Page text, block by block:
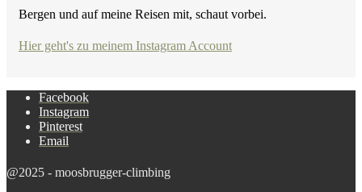
Bergen und auf meine Reisen mit, schaut vorbei.
Hier geht's zu meinem Instagram Account
Facebook
Instagram
Pinterest
Email
@2025 - moosbrugger-climbing